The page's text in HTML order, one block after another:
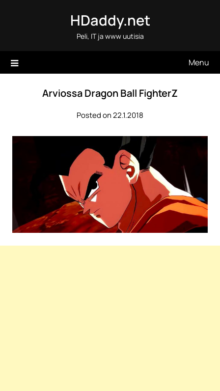
HDaddy.net
Peli, IT ja www uutisia
Menu
Arviossa Dragon Ball FighterZ
Posted on 22.1.2018